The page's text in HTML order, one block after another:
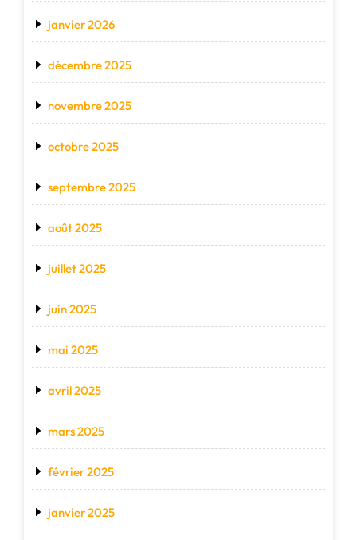
janvier 2026
décembre 2025
novembre 2025
octobre 2025
septembre 2025
août 2025
juillet 2025
juin 2025
mai 2025
avril 2025
mars 2025
février 2025
janvier 2025